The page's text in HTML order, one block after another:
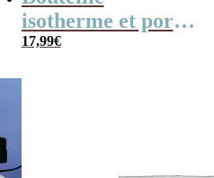
isotherme et porte
clé – Mme
17,99€